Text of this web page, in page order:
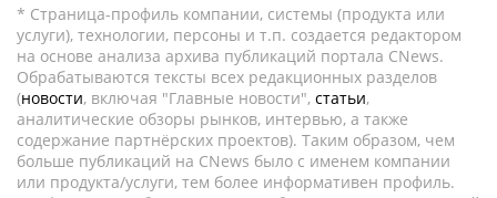
* Страница-профиль компании, системы (продукта или
услуги), технологии, персоны и т.п. создается редактором
на основе анализа архива публикаций портала CNews.
Обрабатываются тексты всех редакционных разделов
(новости, включая "Главные новости", статьи,
аналитические обзоры рынков, интервью, а также
содержание партнёрских проектов). Таким образом, чем
больше публикаций на CNews было с именем компании
или продукта/услуги, тем более информативен профиль.